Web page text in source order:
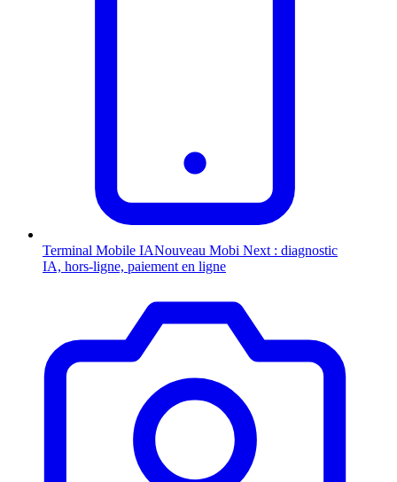
Terminal Mobile IANouveau Mobi Next : diagnostic
IA, hors-ligne, paiement en ligne